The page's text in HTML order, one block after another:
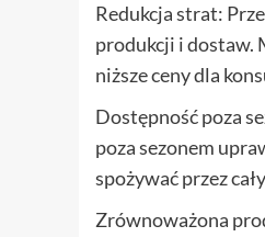
Redukcja strat:
produkcji i dostaw.
niższe ceny dla
Dostępność poza
poza sezonem
spożywać przez
Zrównoważona